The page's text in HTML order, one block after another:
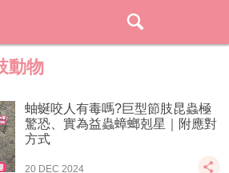
動物
蚰蜒咬人有毒嗎?巨型節肢昆蟲極
驚恐、實為益蟲蟑螂剋星｜附應對
方式
20 DEC 2024